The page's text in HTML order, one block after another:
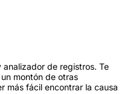
de registros. Te
montón de otras
más fácil encontrar la causa